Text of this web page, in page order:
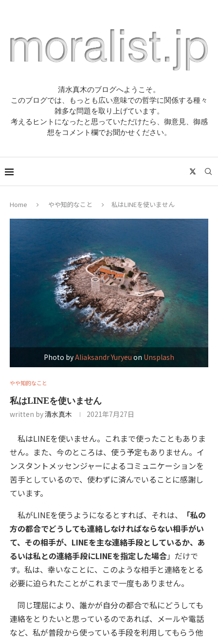
清水真木のブログへようこそ。
このブログでは、もっとも広い意味での哲学に関係する種々
雑多な問題を取り上げています。
考えるヒントになったと思っていただけたら、御意見、御感
想をコメント欄でお聞かせください。
Home やや知的なこと 私はLINEを使いません
Photo byAliaksandr Yuryeu on Unsplash
やや知的なこと
私はLINEを使いません
written by清水真木 2021年7月27日
私はLINEを使いません。これまで使ったこともありま
せん。また、今のところは、使う予定もありません。イ
ンスタントメッセンジャーによるコミュニケーションを
苦手としているので、使わずに済んでいることに感謝し
ています。
私がLINEを使うようになるとすれば、それは、
「私の
方の都合でどうしても連絡しなければならない相手がい
て、その相手が、LINEを主な連絡手段としているか、あ
るいは私との連絡手段にLINEを指定した場合」だけで
す。私は、幸いなことに、このような相手と連絡をとる
必要に迫られたことがこれまで一度もありません。
同じ理屈により、誰かが自分の都合で私にどうしても
連絡をとりたいと思っているのであれば、メールや電話
など、私が普段から使っている手段を利用してもらう他